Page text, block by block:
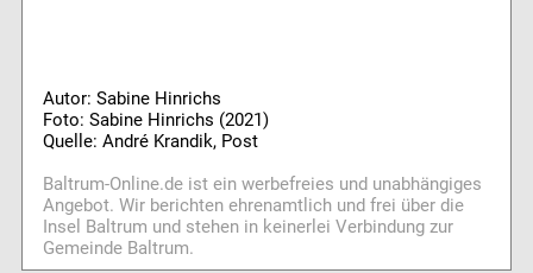
Autor: Sabine Hinrichs
Foto: Sabine Hinrichs (2021)
Quelle: André Krandik, Post
Baltrum-Online.de ist ein werbefreies und unabhängiges
Angebot. Wir berichten ehrenamtlich und frei über die
Insel Baltrum und stehen in keinerlei Verbindung zur
Gemeinde Baltrum.